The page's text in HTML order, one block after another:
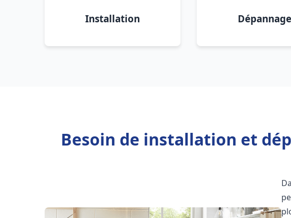
Installation Dépannage
Besoin de installation et